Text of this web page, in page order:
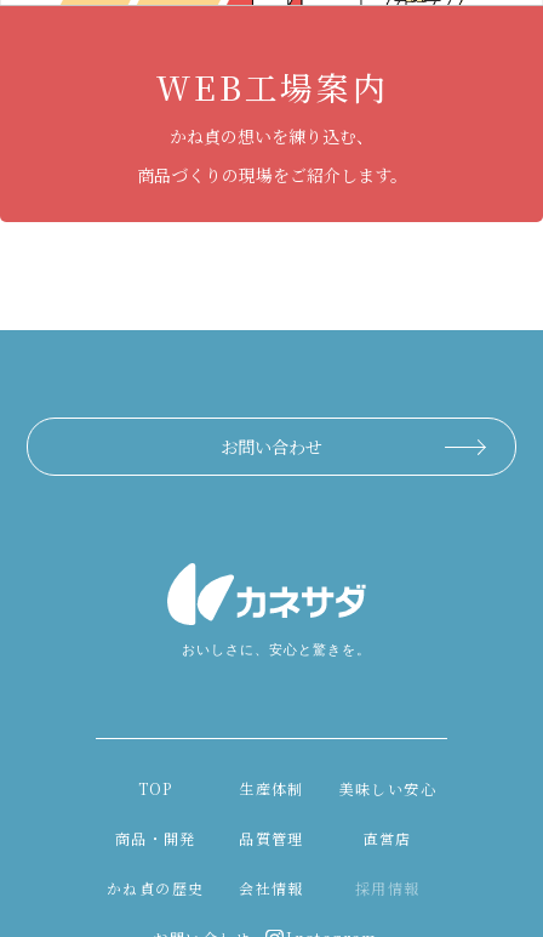
WEB工場案内
かね貞の想いを練り込む、
商品づくりの現場をご紹介します。
お問い合わせ
TOP 生産体制 美味しい安心
商品・開発 品質管理 直営店
かね貞の歴史 会社情報 採用情報